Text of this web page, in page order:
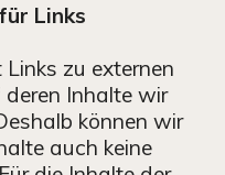
Links
zu externen
Inhalte wir
können wir
auch keine